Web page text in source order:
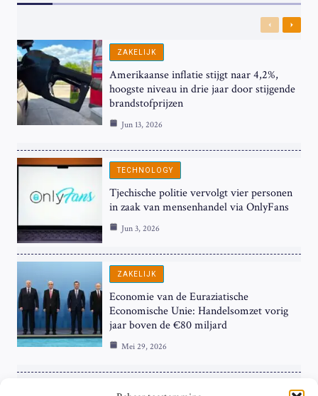
Previous
Next
ZAKELIJK
Amerikaanse inflatie stijgt naar 4,2%,
hoogste niveau in drie jaar door stijgende
brandstofprijzen
Jun 13, 2026
TECHNOLOGY
Tjechische politie vervolgt vier personen
in zaak van mensenhandel via OnlyFans
Jun 3, 2026
ZAKELIJK
Economie van de Euraziatische
Economische Unie: Handelsomzet vorig
jaar boven de €80 miljard
Mei 29, 2026
ZAKELIJK